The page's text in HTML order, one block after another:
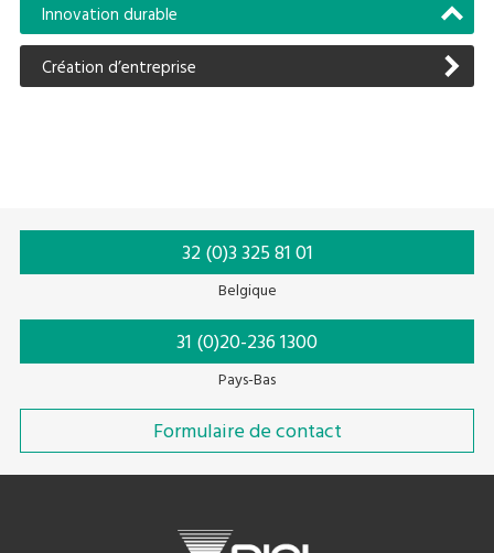
Innovation durable
Création d’entreprise
32 (0)3 325 81 01
Belgique
31 (0)20-236 1300
Pays-Bas
Formulaire de contact